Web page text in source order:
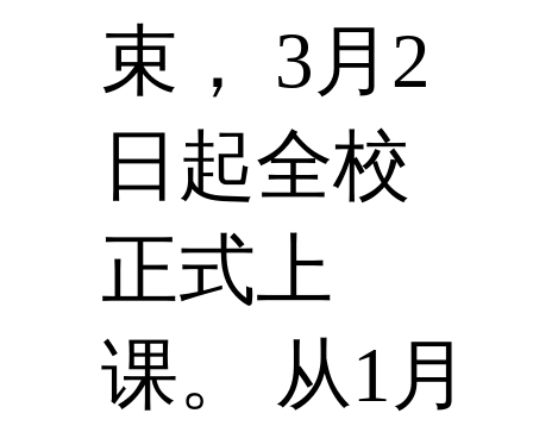
束， 3月2
日起全校
正式上
课。 从1月